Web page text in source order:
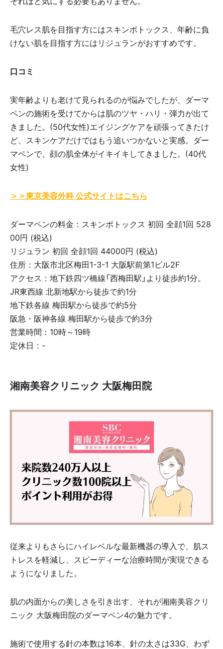
毛穴レス肌を目指す方にはスキンボトックス、年齢に負
けない肌を目指す方にはリジュランがおすすめです。
口コミ
実年齢よりも老けて見られるのが悩みでしたが、ダーマ
ペンの施術を受けてからは肌のツヤ・ハリ・弾力が出て
きました。(50代女性)エイジングケアを頑張ってきたけ
ど、スキンケアだけではもう追いつかないと実感。ダー
マペンで、顔の肌全体がイキイキしてきました。(40代
女性)
＞＞東京美容外科 公式サイトはこちら
ダーマペンの料金：スキンボトックス 初回 全顔1回 528
00円 (税込)
リジュラン 初回 全顔1回 44000円 (税込)
住所：大阪市北区梅田1-3-1 大阪駅前第1ビル2F
アクセス：地下鉄四ツ橋線「西梅田駅」より徒歩約1分。
JR東西線 北新地駅から徒歩で約1分
地下鉄各線 梅田駅から徒歩で約5分
阪急・阪神各線 梅田駅から徒歩で約3分
営業時間：10時～19時
定休日：-
湘南美容クリニック 大阪梅田院
従来よりもさらにハイレベルな最新機器の導入で、肌ス
トレスを軽減し、スピーディーな治療時間が実現できる
ようになりました。
肌の内面からの美しさを引き出す、それが湘南美容クリ
ニック 大阪梅田院のダーマペン4の魅力です。
施術で使用する針の本数は16本、針の太さは33G、わず